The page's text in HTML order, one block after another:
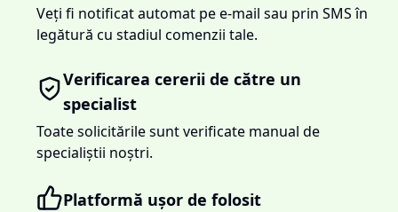
Veți fi notificat automat pe e-mail sau prin SMS în
legătură cu stadiul comenzii tale.
Verificarea cererii de către un
specialist
Toate solicitările sunt verificate manual de
specialiștii noștri.
Platformă ușor de folosit